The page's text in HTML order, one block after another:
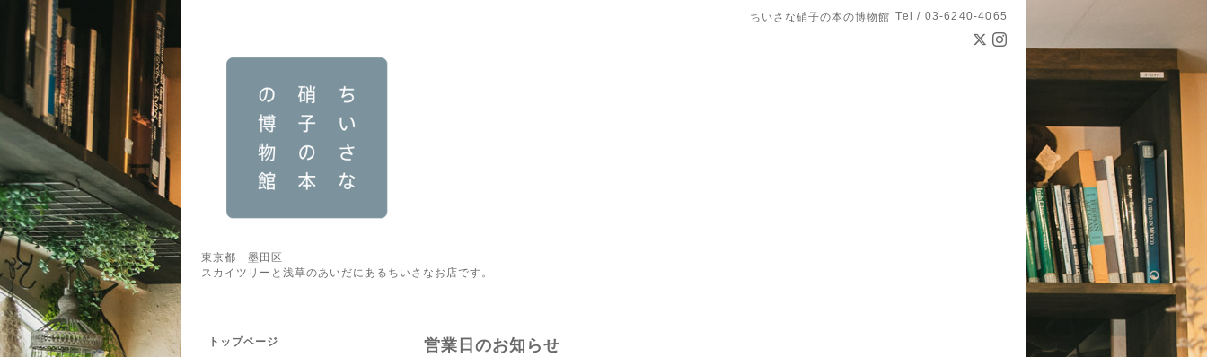
ちいさな硝子の本の博物館 Tel / 03-6240-4065
東京都 墨田区
スカイツリーと浅草のあいだにあるちいさなお店です。
営業日のお知らせ
トップページ